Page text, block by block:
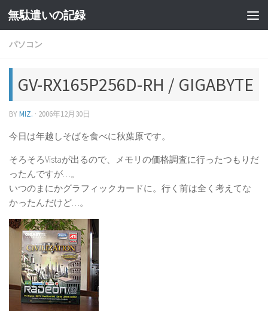
コンテンツへスキップ
無駄遣いの記録
パソコン
GV-RX165P256D-RH / GIGABYTE
BYMIZ. · 2006年12月30日
今日は年越しそばを食べに秋葉原です。
そろそろVistaが出るので、メモリの価格調査に行ったつもりだ
ったんですが…。
いつのまにかグラフィックカードに。行く前は全く考えてな
かったんだけど…。